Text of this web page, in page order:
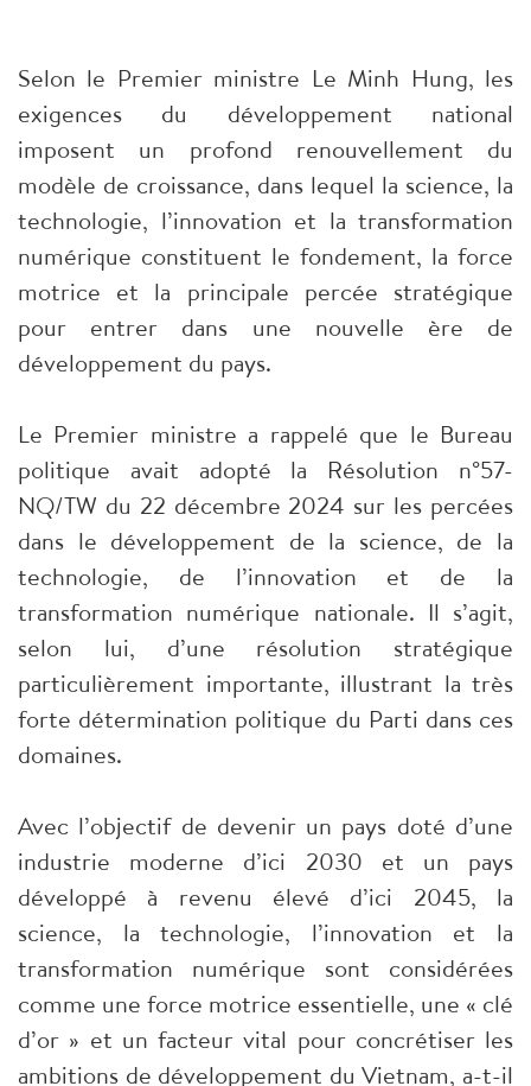
Selon le Premier ministre Le Minh Hung, les
exigences du développement national
imposent un profond renouvellement du
modèle de croissance, dans lequel la science, la
technologie, l’innovation et la transformation
numérique constituent le fondement, la force
motrice et la principale percée stratégique
pour entrer dans une nouvelle ère de
développement du pays.
Le Premier ministre a rappelé que le Bureau
politique avait adopté la Résolution n°57-
NQ/TW du 22 décembre 2024 sur les percées
dans le développement de la science, de la
technologie, de l’innovation et de la
transformation numérique nationale. Il s’agit,
selon lui, d’une résolution stratégique
particulièrement importante, illustrant la très
forte détermination politique du Parti dans ces
domaines.
Avec l’objectif de devenir un pays doté d’une
industrie moderne d’ici 2030 et un pays
développé à revenu élevé d’ici 2045, la
science, la technologie, l’innovation et la
transformation numérique sont considérées
comme une force motrice essentielle, une « clé
d’or » et un facteur vital pour concrétiser les
ambitions de développement du Vietnam, a-t-il